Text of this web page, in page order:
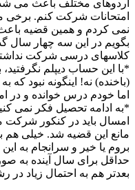
اردوهای مختلف باعث می
امتحانات شرکت کنم. برخی
نمی کردم و همین قضیه
بگویم در این سه چهار سال
کلاسهای درسی شرکت
*با این حساب دیپلم نگرفتید،
(باخنده) نه! اینگونه نبود
اما خودم درس خوانده و در
*به ادامه تحصیل فکر نمی
امسال باید در کنکور شرکت
مانع این قضیه شد. خیلی هم
بروم یا خیر و سرانجام به
حداقل برای سال آینده به
بعدتر هم به احتمال زیاد